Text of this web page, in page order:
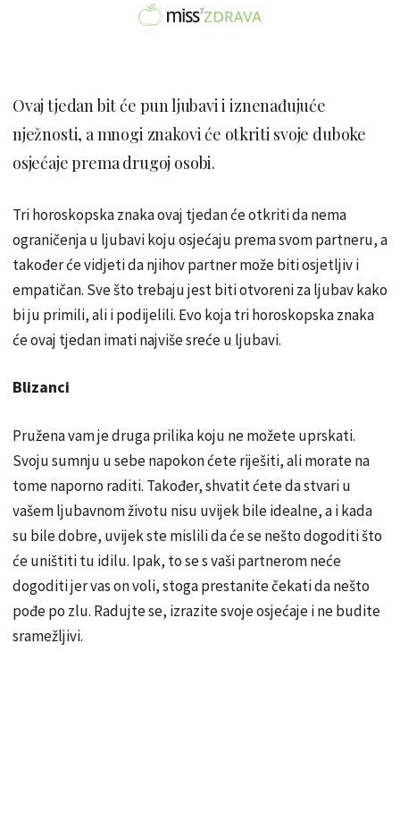
Ovaj tjedan bit će pun ljubavi i iznenađujuće
nježnosti, a mnogi znakovi će otkriti svoje duboke
osjećaje prema drugoj osobi.
Tri horoskopska znaka ovaj tjedan će otkriti da nema
ograničenja u ljubavi koju osjećaju prema svom partneru, a
također će vidjeti da njihov partner može biti osjetljiv i
empatičan. Sve što trebaju jest biti otvoreni za ljubav kako
bi ju primili, ali i podijelili. Evo koja tri horoskopska znaka
će ovaj tjedan imati najviše sreće u ljubavi.
Blizanci
Pružena vam je druga prilika koju ne možete uprskati.
Svoju sumnju u sebe napokon ćete riješiti, ali morate na
tome naporno raditi. Također, shvatit ćete da stvari u
vašem ljubavnom životu nisu uvijek bile idealne, a i kada
su bile dobre, uvijek ste mislili da će se nešto dogoditi što
će uništiti tu idilu. Ipak, to se s vaši partnerom neće
dogoditi jer vas on voli, stoga prestanite čekati da nešto
pođe po zlu. Radujte se, izrazite svoje osjećaje i ne budite
sramežljivi.